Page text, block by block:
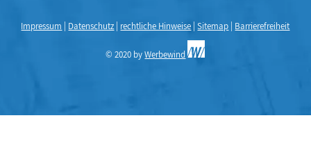
Impressum Datenschutz rechtliche Hinweise |Sitemap Barrierefreiheit
© 2020 byWerbewind